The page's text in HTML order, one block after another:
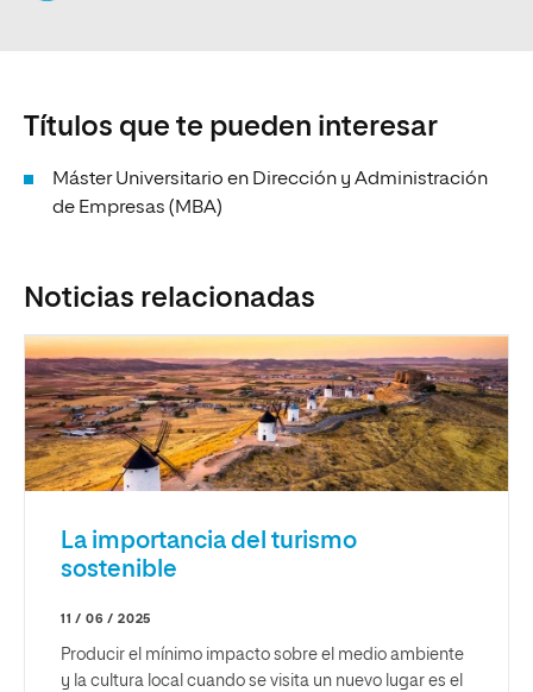
Títulos que te pueden interesar
Máster Universitario en Dirección y Administración
de Empresas (MBA)
Noticias relacionadas
La importancia del turismo
sostenible
11 / 06 / 2025
Producir el mínimo impacto sobre el medio ambiente
y la cultura local cuando se visita un nuevo lugar es el